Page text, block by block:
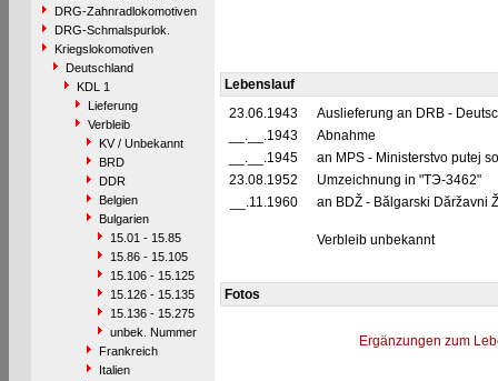
DRG-Zahnradlokomotiven
DRG-Schmalspurlok.
Kriegslokomotiven
Deutschland
KDL 1
Lieferung
Verbleib
KV / Unbekannt
BRD
DDR
Belgien
Bulgarien
15.01 - 15.85
15.86 - 15.105
15.106 - 15.125
15.126 - 15.135
15.136 - 15.275
unbek. Nummer
Frankreich
Italien
Lebenslauf
23.06.1943
Auslieferung an DRB -
__.__.1943
Abnahme
__.__.1945
an MPS - Ministerstvo putej
23.08.1952
Umzeichnung in "TЭ-3462"
__.11.1960
an BDŽ - Bălgarski Dăržavni
Verbleib unbekannt
Fotos
Ergänzungen zum